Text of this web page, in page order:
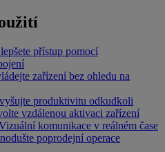
přístup pomocí
zařízení bez ohledu na
produktivitu odkudkoli
vzdálenou aktivaci zařízení
komunikace v reálném čase
poprodejní operace